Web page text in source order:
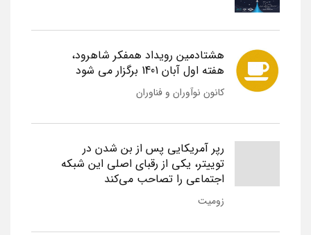
هشتادمین رویداد همفکر شاهرود،
هفته اول آبان 1401 برگزار می شود
کانون نوآوران و فناوران
رپر آمریکایی پس از بن شدن در
توییتر، یکی از رقبای اصلی این شبکه
اجتماعی را تصاحب می‌کند
زومیت